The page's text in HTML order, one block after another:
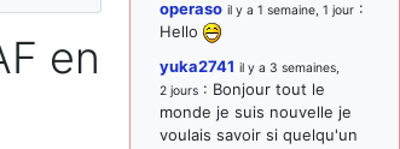
en
operaso il y a 1 semaine, 1 jour :
Hello
yuka2741 il y a 3 semaines,
2 jours : Bonjour tout le
monde je suis nouvelle je
voulais savoir si quelqu'un